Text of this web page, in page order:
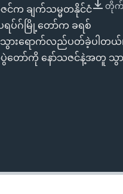
တိုက်
င်က ချက်သမ္မတနိုင်ငံ
ပရပ်ဂ်မြို့တော်က ခရစ်
ားရောက်လည်ပတ်ခဲ့ပါတယ်။
ပွဲတော်ကို နော်သဇင်နဲ့အတူ သွ